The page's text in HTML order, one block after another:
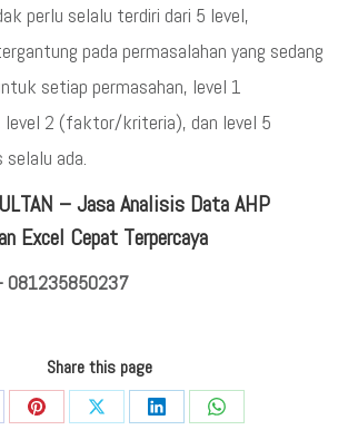
perlu selalu terdiri dari 5 level,
pada permasalahan yang sedang
setiap permasahan, level 1
2 (faktor/kriteria), dan level 5
ada.
– Jasa Analisis Data AHP
Excel Cepat Terpercaya
081235850237
Share this page
Share
Share
Share
Share